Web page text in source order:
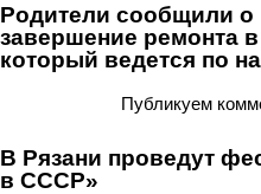
Родители сообщили о
завершение ремонта
который ведется по
Публикуем
В Рязани проведут
в СССР»